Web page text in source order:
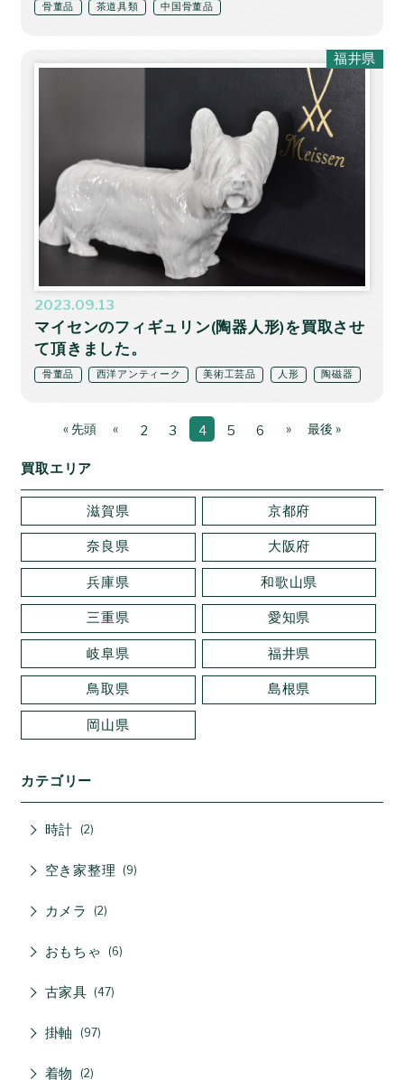
骨董品 茶道具類 中国骨董品
2023.09.13
マイセンのフィギュリン(陶器人形)を買取させ
て頂きました。
骨董品 西洋アンティーク 美術工芸品 人形 陶磁器
福井県
« 先頭 « 2 3 4 5 6 » 最後 »
買取エリア
滋賀県 京都府
奈良県 大阪府
兵庫県 和歌山県
三重県 愛知県
岐阜県 福井県
鳥取県 島根県
岡山県
カテゴリー
時計 2
空き家整理 9
カメラ 2
おもちゃ 6
古家具 47
掛軸 97
着物 2